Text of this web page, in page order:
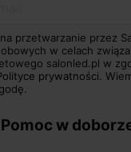
przetwarzanie przez
w celach
salonled.pl w
prywatności.
Pomoc w